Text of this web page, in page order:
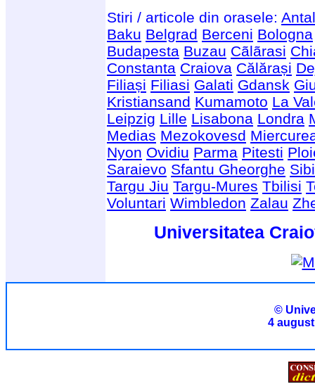
Stiri / articole din orasele:
Baku Belgrad Berceni Bologna
Budapesta Buzau Cãlãrasi
Constanta Craiova Călărași
Filiași Filiasi Galati Gdansk
Kristiansand Kumamoto La
Leipzig Lille Lisabona Londra
Medias Mezokovesd
Nyon Ovidiu Parma Pitesti
Saraievo Sfantu Gheorghe
Targu Jiu Targu-Mures Tbilisi
Voluntari Wimbledon Zalau
Universitatea
©
4